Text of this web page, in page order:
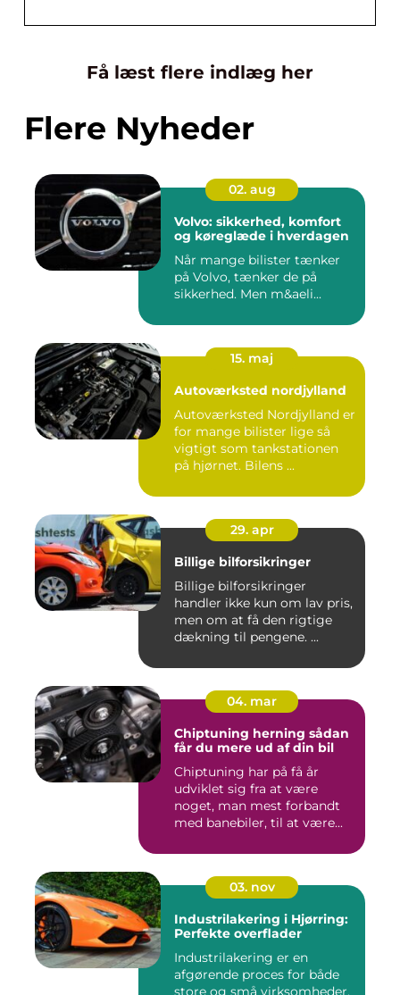
Få læst flere indlæg her
Flere Nyheder
02. aug
Volvo: sikkerhed, komfort
og køreglæde i hverdagen
Når mange bilister tænker
på Volvo, tænker de på
sikkerhed. Men m&aeli...
15. maj
Autoværksted nordjylland
Autoværksted Nordjylland er
for mange bilister lige så
vigtigt som tankstationen
på hjørnet. Bilens ...
29. apr
Billige bilforsikringer
Billige bilforsikringer
handler ikke kun om lav pris,
men om at få den rigtige
dækning til pengene. ...
04. mar
Chiptuning herning sådan
får du mere ud af din bil
Chiptuning har på få år
udviklet sig fra at være
noget, man mest forbandt
med banebiler, til at være...
03. nov
Industrilakering i Hjørring:
Perfekte overflader
Industrilakering er en
afgørende proces for både
store og små virksomheder,